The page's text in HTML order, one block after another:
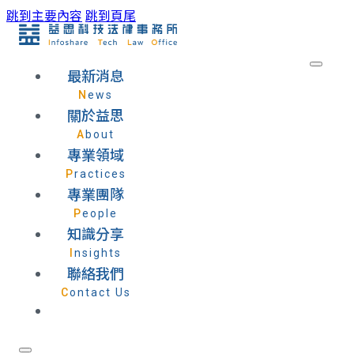
跳到主要內容 跳到頁尾
最新消息
News
關於益思
About
專業領域
Practices
專業團隊
People
知識分享
Insights
聯絡我們
Contact Us